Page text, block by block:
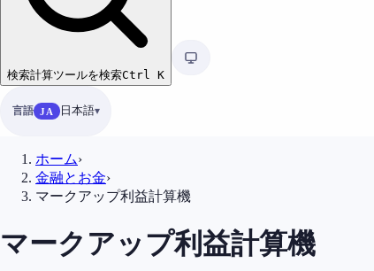
検索計算ツールを検索Ctrl K
言語 JA 日本語
ホーム›
金融とお金›
マークアップ利益計算機
マークアップ利益計算機